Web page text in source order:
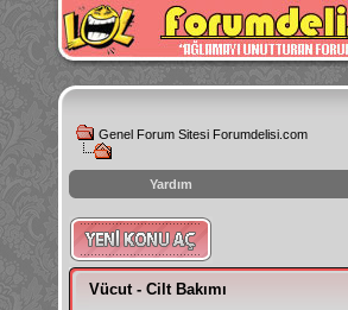
Genel Forum Sitesi Forumdelisi.com
Yardım
instagram
izlenme
hilesi
Vücut - Cilt Bakımı